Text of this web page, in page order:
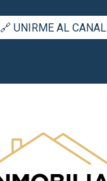
🔗 UNIRME AL CANAL